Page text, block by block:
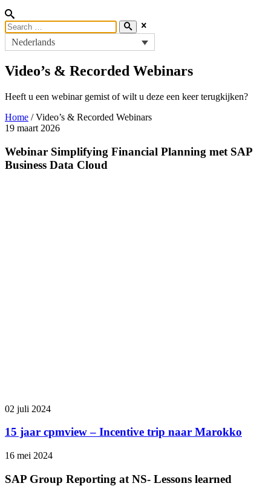
Nederlands
Video’s & Recorded Webinars
Heeft u een webinar gemist of wilt u deze een keer terugkijken?
Home /Video’s & Recorded Webinars
19 maart 2026
Webinar Simplifying Financial Planning met SAP
Business Data Cloud
02 juli 2024
15 jaar cpmview – Incentive trip naar Marokko
16 mei 2024
SAP Group Reporting at NS- Lessons learned